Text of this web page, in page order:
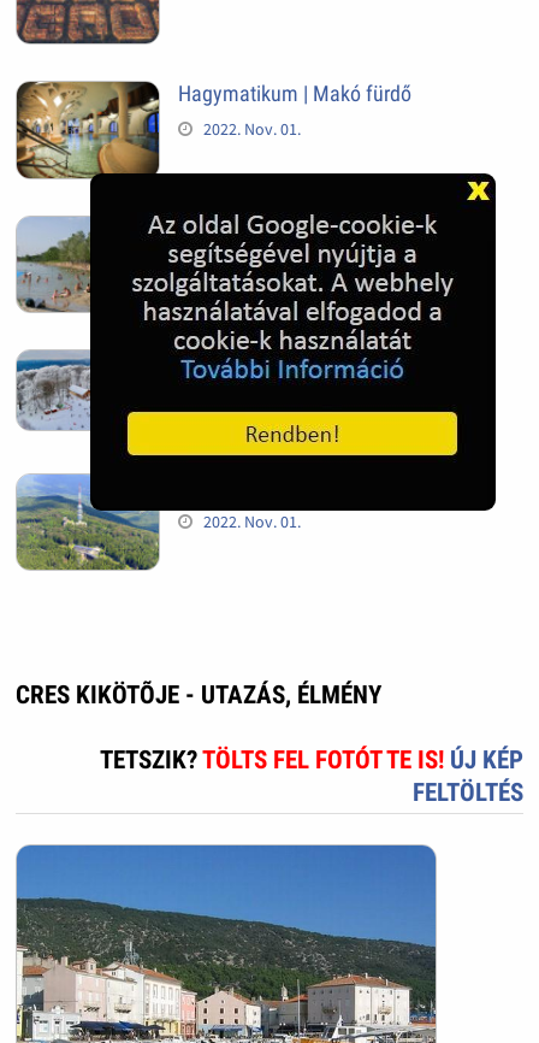
Hagymatikum | Makó fürdő
2022. Nov. 01.
Sándorfalva, Nádastó
2022. Nov. 01.
Hóban gyakran gazdag télen a
Kékestető
2022. Nov. 01.
2022. Nov. 01.
CRES KIKÖTÕJE - UTAZÁS, ÉLMÉNY
TETSZIK?TÖLTS FEL FOTÓT TE IS! ÚJ KÉP
FELTÖLTÉS